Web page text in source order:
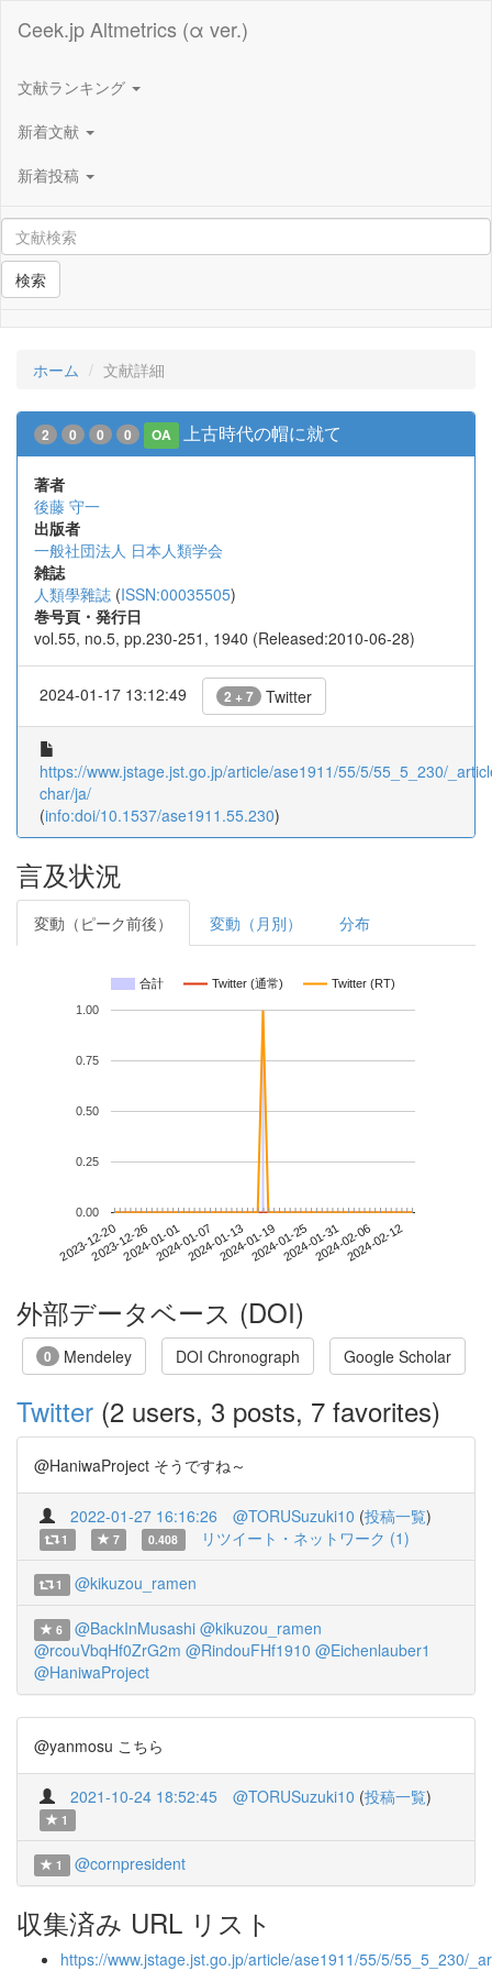
Ceek.jp Altmetrics (α ver.)
文献ランキング
新着文献
新着投稿
検索
ホーム 文献詳細
2 0 0 0 OA 上古時代の帽に就て
著者
後藤 守一
出版者
一般社団法人 日本人類学会
雑誌
人類學雜誌 (ISSN:00035505)
巻号頁・発行日
vol.55, no.5, pp.230-251, 1940 (Released:2010-06-28)
2024-01-17 13:12:49 2 + 7 Twitter
https://www.jstage.jst.go.jp/article/ase1911/55/5/55_5_230/
char/ja/
(info:doi/10.1537/ase1911.55.230)
言及状況
変動（ピーク前後） 変動（月別） 分布
合計 Twitter (通常) Twitter (RT)
2023-12-202023-12-262024-01-012024-01-072024-01-132024-01-192024-01-252024-01-312024-02-062024-02-12
0.00
0.25
0.50
0.75
1.00
外部データベース (DOI)
0 Mendeley DOI Chronograph Google Scholar
Twitter (2 users, 3 posts, 7 favorites)
@HaniwaProject そうですね～
2022-01-27 16:16:26 @TORUSuzuki10 (投稿一覧)
1 7 0.408 リツイート・ネットワーク (1)
1 @kikuzou_ramen
6 @BackInMusashi @kikuzou_ramen
@rcouVbqHf0ZrG2m @RindouFHf1910 @Eichenlauber1
@HaniwaProject
@yanmosu こちら
2021-10-24 18:52:45 @TORUSuzuki10 (投稿一覧)
1
1 @cornpresident
収集済み URL リスト
https://www.jstage.jst.go.jp/article/ase1911/55/5/55_5_230/